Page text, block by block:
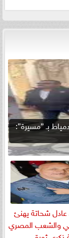
بـ ”مسيرة”:
عادل شحاتة يهنئ
والشعب المصري